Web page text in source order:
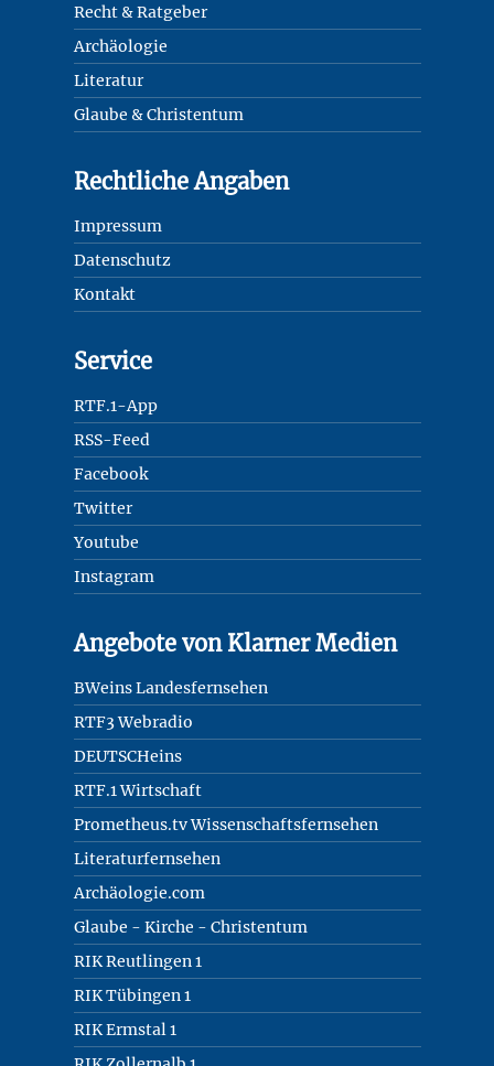
Recht & Ratgeber
Archäologie
Literatur
Glaube & Christentum
Rechtliche Angaben
Impressum
Datenschutz
Kontakt
Service
RTF.1-App
RSS-Feed
Facebook
Twitter
Youtube
Instagram
Angebote von Klarner Medien
BWeins Landesfernsehen
RTF3 Webradio
DEUTSCHeins
RTF.1 Wirtschaft
Prometheus.tv Wissenschaftsfernsehen
Literaturfernsehen
Archäologie.com
Glaube - Kirche - Christentum
RIK Reutlingen 1
RIK Tübingen 1
RIK Ermstal 1